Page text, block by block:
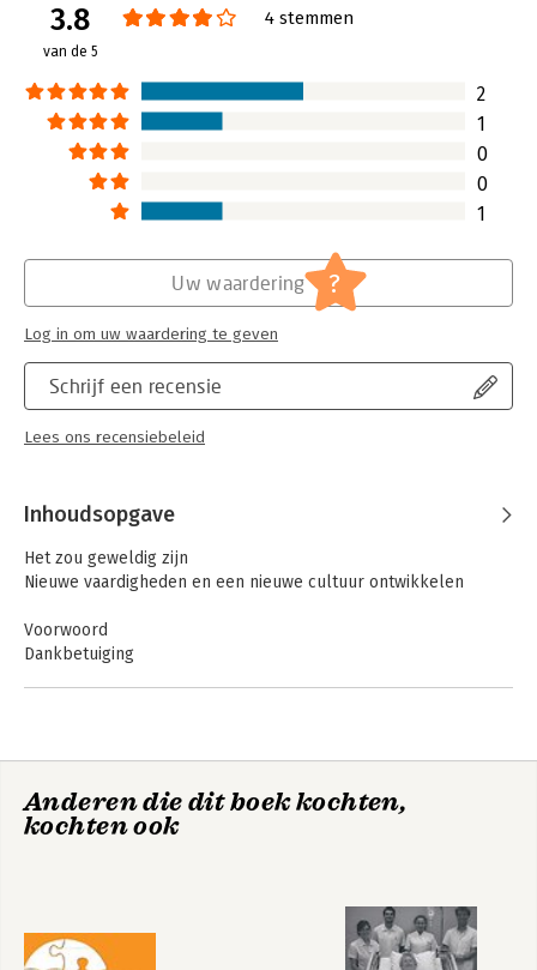
Druk:
1
Hoofdrubriek: Algemeen management
3.8
van de 5
4 stemmen
2
1
0
0
1
Schrijf een recensie
Lees ons recensiebeleid
Uw waardering ?
Log in om uw waardering te geven
Inhoudsopgave
Het zou geweldig zijn
Nieuwe vaardigheden en een nieuwe cultuur ontwikkelen
Voorwoord
Dankbetuiging
1. Wat maakt een bedrijf blijvend succesvol?
4. De oorsprong en effecten van onze huidige
managementaanpak
Anderen die dit boek kochten,
kochten ook